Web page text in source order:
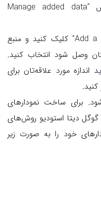
“Resource” کلیک کرده و سپس “Manage added data
در ادامه روی دکمه “Add a Data Source” کلیک کنید و منبع
وصل شود انتخاب کنید.
اندازه مورد علاقه‌تان برای
برای ساخت نمودارهای
دیتا استودیو روش‌های
خود را به صورت زیر